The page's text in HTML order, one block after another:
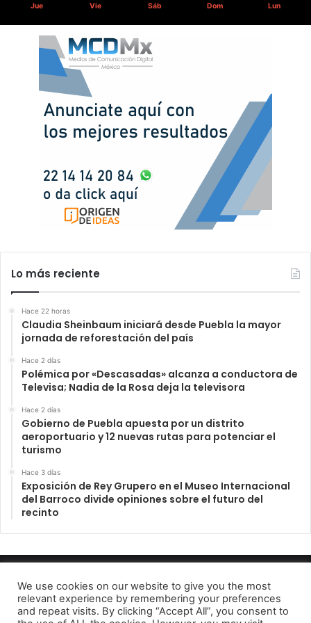
Jue Vie Sáb Dom Lun
Lo más reciente
Hace 22 horas
Claudia Sheinbaum iniciará desde Puebla la mayor
jornada de reforestación del país
Hace 2 días
Polémica por «Descasadas» alcanza a conductora de
Televisa; Nadia de la Rosa deja la televisora
Hace 2 días
Gobierno de Puebla apuesta por un distrito
aeroportuario y 12 nuevas rutas para potenciar el
turismo
Hace 3 días
Exposición de Rey Grupero en el Museo Internacional
del Barroco divide opiniones sobre el futuro del
recinto
INFORME23 PERIODICO DIGITAL 2022
Aviso de Privacidad
We use cookies on our website to give you the most
relevant experience by remembering your preferences
and repeat visits. By clicking “Accept All”, you consent to